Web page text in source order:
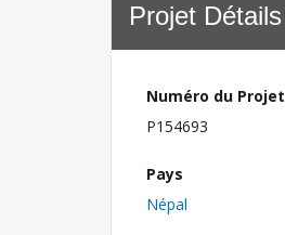
Projet Détails
Numéro du Projet
P154693
Pays
Népal